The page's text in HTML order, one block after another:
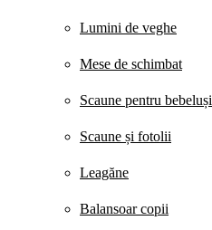
Lumini de veghe
Mese de schimbat
Scaune pentru bebeluși
Scaune și fotolii
Leagăne
Balansoar copii